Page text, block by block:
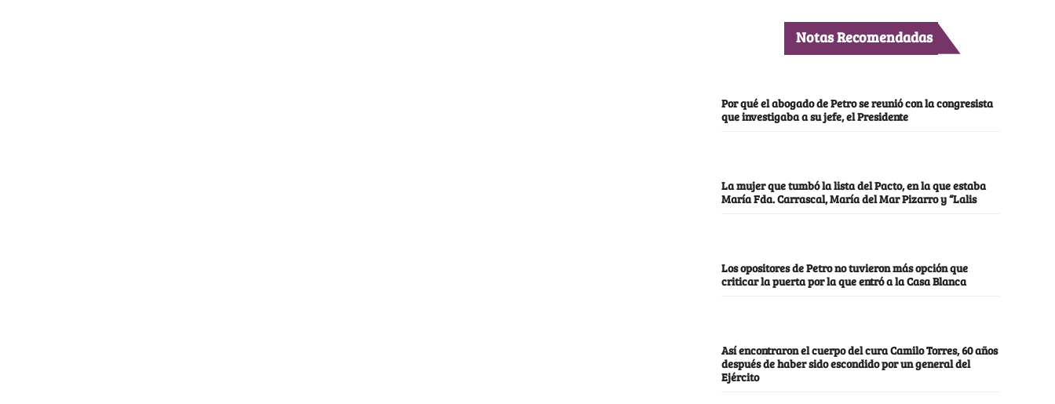
Notas Recomendadas
Por qué el abogado de Petro se reunió con la congresista
que investigaba a su jefe, el Presidente
La mujer que tumbó la lista del Pacto, en la que estaba
María Fda. Carrascal, María del Mar Pizarro y “Lalis
Los opositores de Petro no tuvieron más opción que
criticar la puerta por la que entró a la Casa Blanca
Así encontraron el cuerpo del cura Camilo Torres, 60 años
después de haber sido escondido por un general del
Ejército